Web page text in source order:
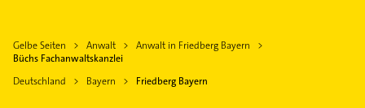
Gersthofen
Affing
Krankengymnastik
Gelbe Seiten Anwalt
Anwalt in Friedberg Bayern
Büchs Fachanwaltskanzlei
Deutschland
Bayern Friedberg Bayern